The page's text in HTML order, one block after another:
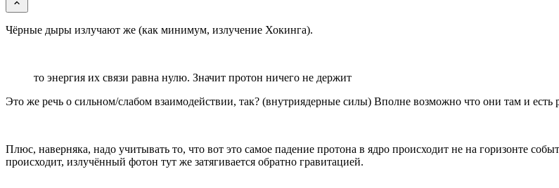
Чёрные дыры излучают же (как минимум, излучение Хокинга).
то энергия их связи равна нулю. Значит протон ничего не держит
Это же речь о сильном/слабом взаимодействии, так? (внутриядерные силы) Вполне возможно что они там и есть
Плюс, наверняка, надо учитывать то, что вот это самое падение протона в ядро происходит не на горизонте
происходит, излучённый фотон тут же затягивается обратно гравитацией.